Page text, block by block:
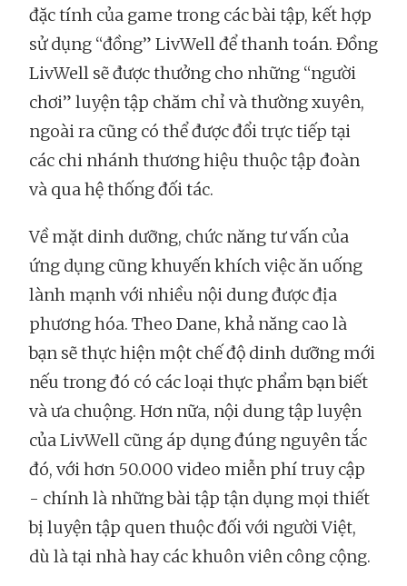
đặc tính của game trong các bài tập, kết hợp
sử dụng “đồng” LivWell để thanh toán. Đồng
LivWell sẽ được thưởng cho những “người
chơi” luyện tập chăm chỉ và thường xuyên,
ngoài ra cũng có thể được đổi trực tiếp tại
các chi nhánh thương hiệu thuộc tập đoàn
và qua hệ thống đối tác.
Về mặt dinh dưỡng, chức năng tư vấn của
ứng dụng cũng khuyến khích việc ăn uống
lành mạnh với nhiều nội dung được địa
phương hóa. Theo Dane, khả năng cao là
bạn sẽ thực hiện một chế độ dinh dưỡng mới
nếu trong đó có các loại thực phẩm bạn biết
và ưa chuộng. Hơn nữa, nội dung tập luyện
của LivWell cũng áp dụng đúng nguyên tắc
đó, với hơn 50.000 video miễn phí truy cập
- chính là những bài tập tận dụng mọi thiết
bị luyện tập quen thuộc đối với người Việt,
dù là tại nhà hay các khuôn viên công cộng.